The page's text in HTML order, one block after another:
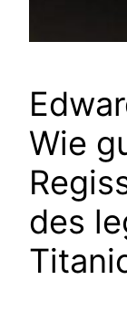
Wie
des